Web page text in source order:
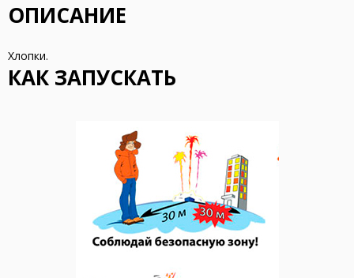
ОПИСАНИЕ
Хлопки.
КАК ЗАПУСКАТЬ